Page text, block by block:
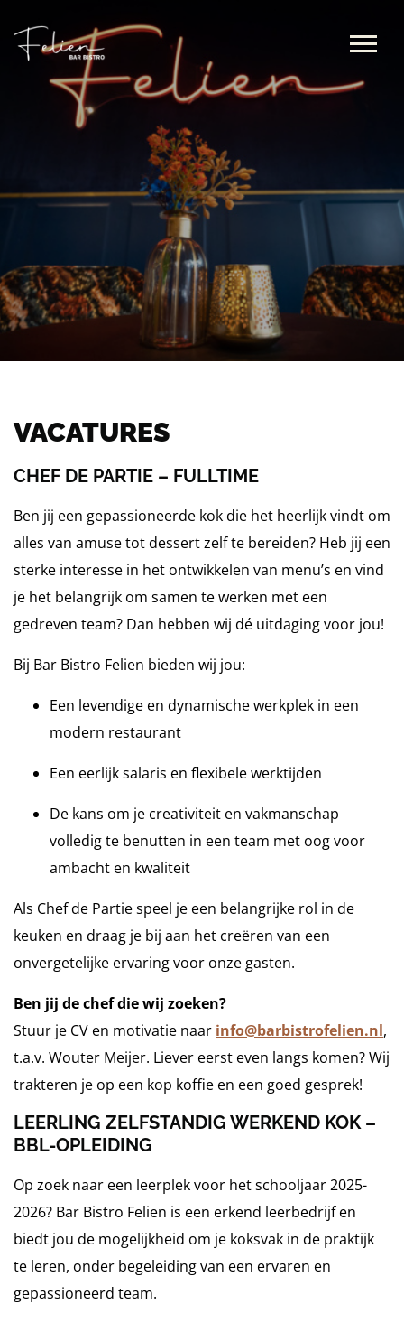
VACATURES
CHEF DE PARTIE – FULLTIME
Ben jij een gepassioneerde kok die het heerlijk vindt om
alles van amuse tot dessert zelf te bereiden? Heb jij een
sterke interesse in het ontwikkelen van menu’s en vind
je het belangrijk om samen te werken met een
gedreven team? Dan hebben wij dé uitdaging voor jou!
Bij Bar Bistro Felien bieden wij jou:
Een levendige en dynamische werkplek in een
modern restaurant
Een eerlijk salaris en flexibele werktijden
De kans om je creativiteit en vakmanschap
volledig te benutten in een team met oog voor
ambacht en kwaliteit
Als Chef de Partie speel je een belangrijke rol in de
keuken en draag je bij aan het creëren van een
onvergetelijke ervaring voor onze gasten.
Ben jij de chef die wij zoeken?
Stuur je CV en motivatie naar info@barbistrofelien.nl,
t.a.v. Wouter Meijer. Liever eerst even langs komen? Wij
trakteren je op een kop koffie en een goed gesprek!
LEERLING ZELFSTANDIG WERKEND KOK –
BBL-OPLEIDING
Op zoek naar een leerplek voor het schooljaar 2025-
2026? Bar Bistro Felien is een erkend leerbedrijf en
biedt jou de mogelijkheid om je koksvak in de praktijk
te leren, onder begeleiding van een ervaren en
gepassioneerd team.